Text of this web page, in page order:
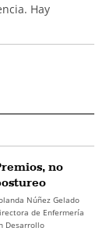
Hay
no
Núñez Gelado
de Enfermería
Desarrollo